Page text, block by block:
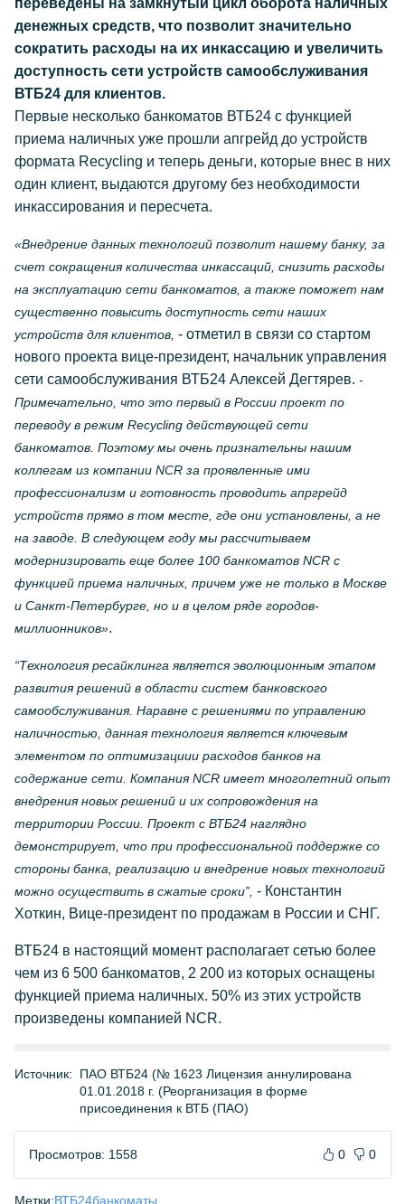
переведены на замкнутый цикл оборота наличных
денежных средств, что позволит значительно
сократить расходы на их инкассацию и увеличить
доступность сети устройств самообслуживания
ВТБ24 для клиентов.
Первые несколько банкоматов ВТБ24 с функцией
приема наличных уже прошли апгрейд до устройств
формата Recycling и теперь деньги, которые внес в них
один клиент, выдаются другому без необходимости
инкассирования и пересчета.
«Внедрение данных технологий позволит нашему банку, за
счет сокращения количества инкассаций, снизить расходы
на эксплуатацию сети банкоматов, а также поможет нам
существенно повысить доступность сети наших
устройств для клиентов, - отметил в связи со стартом
нового проекта вице-президент, начальник управления
сети самообслуживания ВТБ24 Алексей Дегтярев. -
Примечательно, что это первый в России проект по
переводу в режим Recycling действующей сети
банкоматов. Поэтому мы очень признательны нашим
коллегам из компании NCR за проявленные ими
профессионализм и готовность проводить апргрейд
устройств прямо в том месте, где они установлены, а не
на заводе. В следующем году мы рассчитываем
модернизировать еще более 100 банкоматов NCR с
функцией приема наличных, причем уже не только в Москве
и Санкт-Петербурге, но и в целом ряде городов-
миллионников».
“Технология ресайклинга является эволюционным этапом
развития решений в области систем банковского
самообслуживания. Наравне с решениями по управлению
наличностью, данная технология является ключевым
элементом по оптимизациии расходов банков на
содержание сети. Компания NCR имеет многолетний опыт
внедрения новых решений и их сопровождения на
территории России. Проект с ВТБ24 наглядно
демонстрирует, что при профессиональной поддержке со
стороны банка, реализацию и внедрение новых технологий
можно осуществить в сжатые сроки”, - Константин
Хоткин, Вице-президент по продажам в России и СНГ.
ВТБ24 в настоящий момент располагает сетью более
чем из 6 500 банкоматов, 2 200 из которых оснащены
функцией приема наличных. 50% из этих устройств
произведены компанией NCR.
Источник:
ПАО ВТБ24 (№ 1623 Лицензия аннулирована
01.01.2018 г. (Реорганизация в форме
присоединения к ВТБ (ПАО)
Просмотров: 1558 0 0
Метки:ВТБ24банкоматы